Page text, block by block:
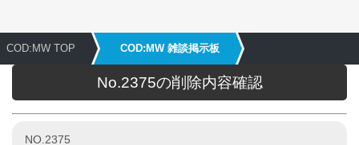
COD:MW TOP COD:MW 雑談掲示板
No.2375の削除内容確認
NO.2375